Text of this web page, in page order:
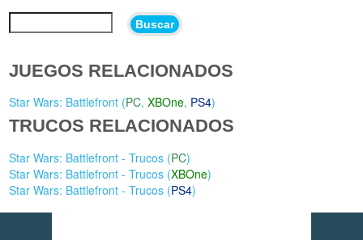
Buscar
JUEGOS RELACIONADOS
Star Wars: Battlefront (PC,XBOne, PS4)
TRUCOS RELACIONADOS
Star Wars: Battlefront - Trucos (PC)
Star Wars: Battlefront - Trucos (XBOne)
Star Wars: Battlefront - Trucos (PS4)